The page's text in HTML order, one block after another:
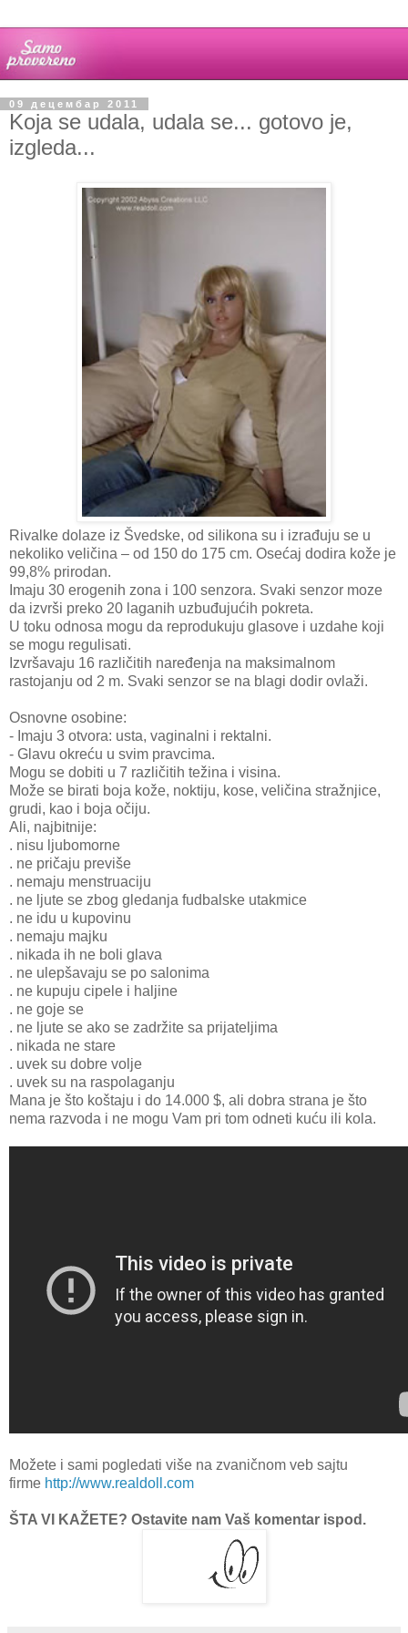
09 децембар 2011
Koja se udala, udala se... gotovo je,
izgleda...
Rivalke dolaze iz Švedske, od silikona su i izrađuju se u
nekoliko veličina – od 150 do 175 cm. Osećaj dodira kože je
99,8% prirodan.
Imaju 30 erogenih zona i 100 senzora. Svaki senzor moze
da izvrši preko 20 laganih uzbuđujućih pokreta.
U toku odnosa mogu da reprodukuju glasove i uzdahe koji
se mogu regulisati.
Izvršavaju 16 različitih naređenja na maksimalnom
rastojanju od 2 m. Svaki senzor se na blagi dodir ovlaži.
Osnovne osobine:
- Imaju 3 otvora: usta, vaginalni i rektalni.
- Glavu okreću u svim pravcima.
Mogu se dobiti u 7 različitih težina i visina.
Može se birati boja kože, noktiju, kose, veličina stražnjice,
grudi, kao i boja očiju.
Ali, najbitnije:
. nisu ljubomorne
. ne pričaju previše
. nemaju menstruaciju
. ne ljute se zbog gledanja fudbalske utakmice
. ne idu u kupovinu
. nemaju majku
. nikada ih ne boli glava
. ne ulepšavaju se po salonima
. ne kupuju cipele i haljine
. ne goje se
. ne ljute se ako se zadržite sa prijateljima
. nikada ne stare
. uvek su dobre volje
. uvek su na raspolaganju
Mana je što koštaju i do 14.000 $, ali dobra strana je što
nema razvoda i ne mogu Vam pri tom odneti kuću ili kola.
Možete i sami pogledati više na zvaničnom veb sajtu
firme http://www.realdoll.com
ŠTA VI KAŽETE? Ostavite nam Vaš komentar ispod.